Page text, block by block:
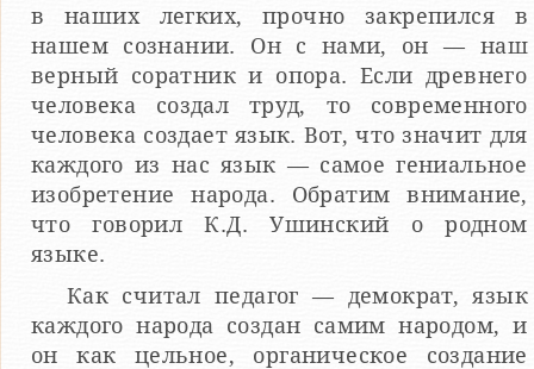
в наших легких, прочно закрепил­ся в
нашем сознании. Он с нами, он — наш
верный соратник и опора. Если древнего
человека создал труд, то совре­менного
человека создает язык. Вот, что значит для
каждого из нас язык — самое гениальное
изобретение народа. Обратим внимание,
что говорил К.Д. Ушинский о родном
языке.
Как считал педагог — демократ, язык
каждого народа создан самим народом, и
он как цельное, органическое соз­дание